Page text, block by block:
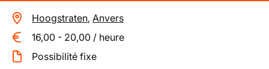
Hoogstraten, Anvers
16,00 - 20,00 / heure
Possibilité fixe